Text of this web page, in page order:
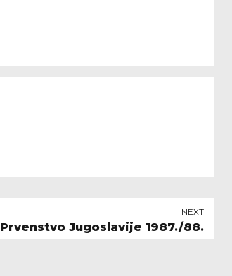
NEXT
Prvenstvo Jugoslavije 1987./88.